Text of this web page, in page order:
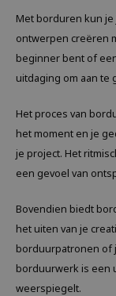
Met borduren kun
ontwerpen creëren
beginner bent of
uitdaging om aan te
Het proces van
het moment en je
je project. Het
een gevoel van
Bovendien biedt
het uiten van je
borduurpatronen of
borduurwerk is een
weerspiegelt.